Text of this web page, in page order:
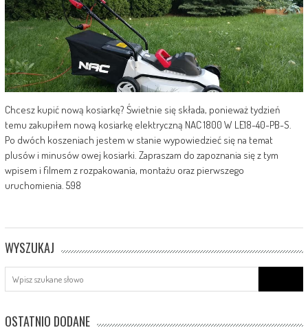
Chcesz kupić nową kosiarkę? Świetnie się składa, ponieważ tydzień
temu zakupiłem nową kosiarkę elektryczną NAC 1800 W LE18-40-PB-S.
Po dwóch koszeniach jestem w stanie wypowiedzieć się na temat
plusów i minusów owej kosiarki. Zapraszam do zapoznania się z tym
wpisem i filmem z rozpakowania, montażu oraz pierwszego
uruchomienia. 598
WYSZUKAJ
OSTATNIO DODANE